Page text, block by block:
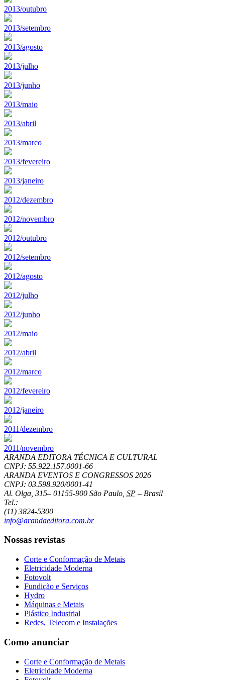
2013/outubro
2013/setembro
2013/agosto
2013/julho
2013/junho
2013/maio
2013/abril
2013/marco
2013/fevereiro
2013/janeiro
2012/dezembro
2012/novembro
2012/outubro
2012/setembro
2012/agosto
2012/julho
2012/junho
2012/maio
2012/abril
2012/marco
2012/fevereiro
2012/janeiro
2011/dezembro
2011/novembro
ARANDA EDITORA TÉCNICA E CULTURAL
CNPJ: 55.922.157.0001-66
ARANDA EVENTOS E CONGRESSOS 2026
CNPJ: 03.598.920/0001-41
Al. Olga, 315– 01155-900 São Paulo SP – Brasil
Tel.:
(11) 3824-5300
info@arandaeditora.com.br
Nossas revistas
Corte e Conformação de Metais
Eletricidade Moderna
Fotovolt
Fundição e Serviços
Hydro
Máquinas e Metais
Plástico Industrial
Redes, Telecom e Instalações
Como anunciar
Corte e Conformação de Metais
Eletricidade Moderna